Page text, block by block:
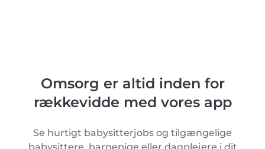
Omsorg er altid inden for
rækkevidde med vores app
Se hurtigt babysitterjobs og tilgængelige